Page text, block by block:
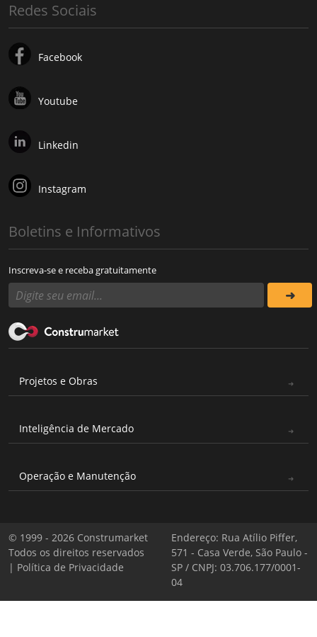
Redes Sociais
Facebook
Youtube
Linkedin
Instagram
Boletins e Informativos
Inscreva-se e receba gratuitamente
Projetos e Obras
Inteligência de Mercado
Operação e Manutenção
© 1999 - 2026 Construmarket
Todos os direitos reservados
| Política de Privacidade
Endereço: Rua Atílio Piffer,
571 - Casa Verde, São Paulo -
SP / CNPJ: 03.706.177/0001-
04